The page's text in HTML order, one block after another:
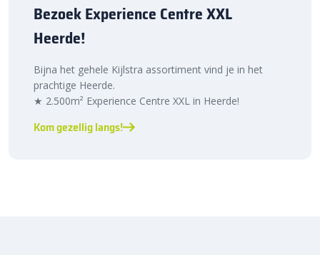
Bezoek Experience Centre XXL
Heerde!
Bijna het gehele Kijlstra assortiment vind je in het
prachtige Heerde.
★ 2.500m² Experience Centre XXL in Heerde!
Kom gezellig langs!